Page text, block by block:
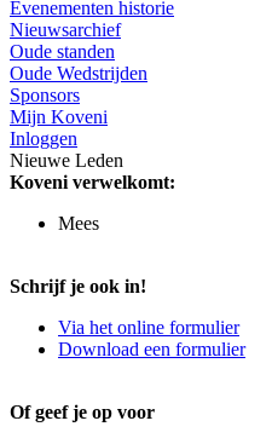
Evenementen historie
Nieuwsarchief
Oude standen
Oude Wedstrijden
Sponsors
Mijn Koveni
Inloggen
Nieuwe Leden
Koveni verwelkomt:
Mees
Schrijf je ook in!
Via het online formulier
Download een formulier
Of geef je op voor